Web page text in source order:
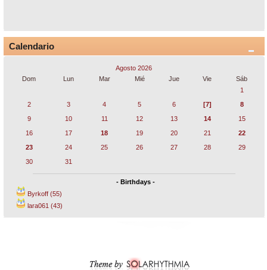
Calendario
Agosto 2026
Dom
Lun Mar Mié Jue Vie
Sáb
1
2
3 4 5 6 [7]
8
9
10 11 12 13 14
15
16
17 18 19 20 21
22
23
24 25 26 27 28
29
30
31
- Birthdays -
Byrkoff (55)
lara061 (43)